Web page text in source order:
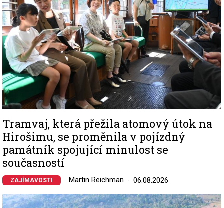
Tramvaj, která přežila atomový útok na
Hirošimu, se proměnila v pojízdný
památník spojující minulost se
současností
ZAJÍMAVOSTI Martin Reichman 06.08.2026
Image